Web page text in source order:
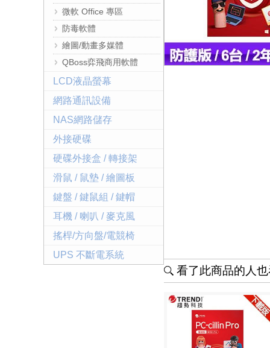
看了此商品的人
微軟 Office 專區
防毒軟體
繪圖/動畫多媒體
QBoss弈飛商用軟體
LCD液晶螢幕
網路通訊設備
NAS網路儲存
外接硬碟
硬碟外接盒 / 轉接架
滑鼠 / 鼠墊 / 繪圖板
鍵盤 / 鍵鼠組 / 鍵帽
耳機 / 喇叭 / 麥克風
搖桿/方向盤/電競椅
UPS 不斷電系統